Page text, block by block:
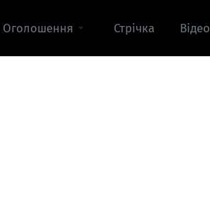
Оголошення Стрічка Відео